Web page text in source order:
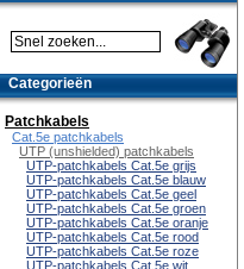
Categorieën
Patchkabels
Cat.5e patchkabels
UTP (unshielded) patchkabels
UTP-patchkabels Cat.5e grijs
UTP-patchkabels Cat.5e blauw
UTP-patchkabels Cat.5e geel
UTP-patchkabels Cat.5e groen
UTP-patchkabels Cat.5e oranje
UTP-patchkabels Cat.5e rood
UTP-patchkabels Cat.5e roze
UTP-patchkabels Cat.5e wit